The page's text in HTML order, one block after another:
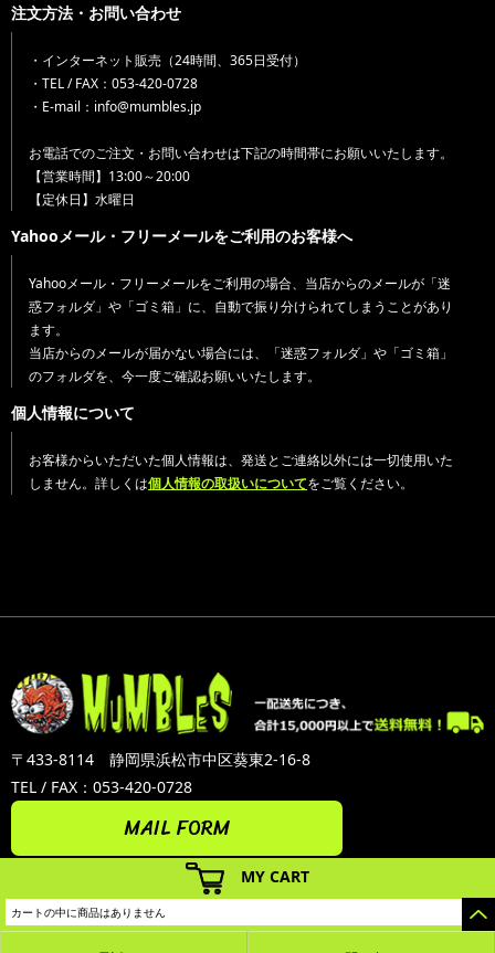
MY CART
カートの中に商品はありません
注文方法・お問い合わせ
・インターネット販売（24時間、365日受付）
・TEL / FAX：053-420-0728
・E-mail：info@mumbles.jp
お電話でのご注文・お問い合わせは下記の時間帯にお願いいたします。
【営業時間】13:00～20:00
【定休日】水曜日
Yahooメール・フリーメールをご利用のお客様へ
Yahooメール・フリーメールをご利用の場合、当店からのメールが「迷
惑フォルダ」や「ゴミ箱」に、自動で振り分けられてしまうことがあり
ます。
当店からのメールが届かない場合には、「迷惑フォルダ」や「ゴミ箱」
のフォルダを、今一度ご確認お願いいたします。
個人情報について
お客様からいただいた個人情報は、発送とご連絡以外には一切使用いた
しません。詳しくは個人情報の取扱いについてをご覧ください。
〒433-8114 静岡県浜松市中区葵東2-16-8
TEL / FAX：053-420-0728
MAIL FORM